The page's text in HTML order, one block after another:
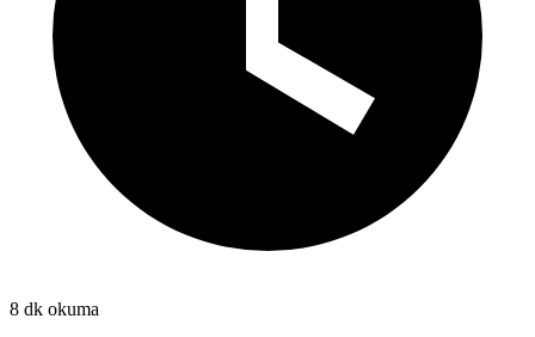
8 dk okuma